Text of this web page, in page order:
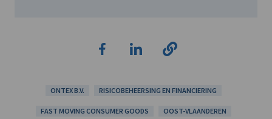
ONTEX B.V. RISICOBEHEERSING EN FINANCIERING
FAST MOVING CONSUMER GOODS OOST-VLAANDEREN